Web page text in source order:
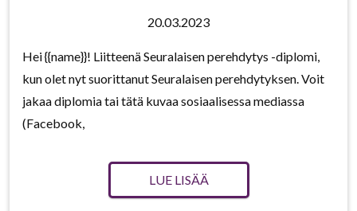
20.03.2023
Hei {{name}}! Liitteenä Seuralaisen perehdytys -diplomi,
kun olet nyt suorittanut Seuralaisen perehdytyksen. Voit
jakaa diplomia tai tätä kuvaa sosiaalisessa mediassa
(Facebook,
LUE LISÄÄ